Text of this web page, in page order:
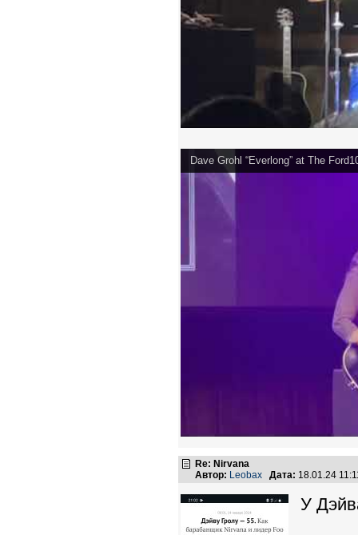
Dave Grohl “Everlong” at The
Re: Nirvana
Автор: Leobax Дата: 18.01.24
У